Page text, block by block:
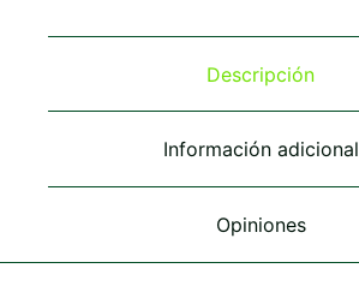
opciones
elegir
página
Descripción
Información adicional
Opiniones